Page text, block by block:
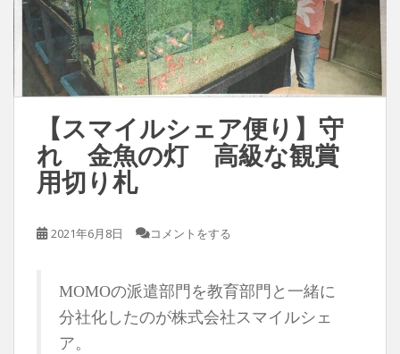
【スマイルシェア便り】守
れ 金魚の灯 高級な観賞
用切り札
2021年6月8日 コメントをする
MOMOの派遣部門を教育部門と一緒に
分社化したのが株式会社スマイルシェ
ア。